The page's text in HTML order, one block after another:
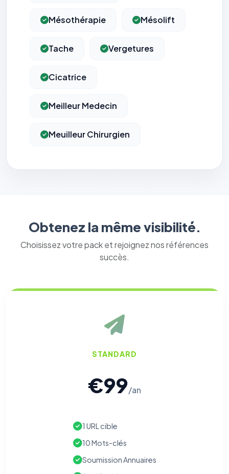
Mésothérapie Mésolift
Tache Vergetures
Cicatrice
Meilleur Medecin
Meuilleur Chirurgien
Obtenez la même visibilité.
Choisissez votre pack et rejoignez nos références
succès.
STANDARD
€99/an
1 URL cible
10 Mots-clés
Soumission Annuaires